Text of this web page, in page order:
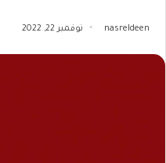
nasreldeen نوفمبر 22, 2022